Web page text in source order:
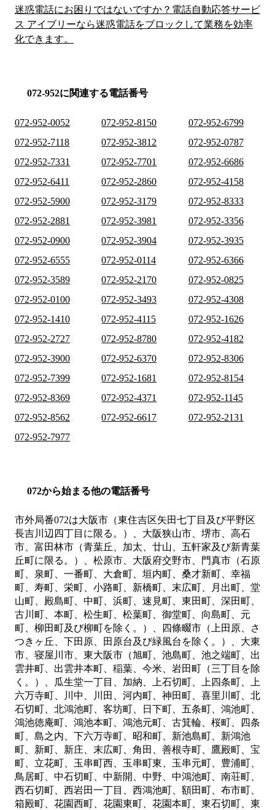
迷惑電話にお困りではないですか？電話自動応答サービ
ス アイブリーなら迷惑電話をブロックして業務を効率
化できます。
072-952に関連する電話番号
072-952-0052 072-952-8150
072-952-6799
072-952-7118
072-952-3812
072-952-0787
072-952-7331
072-952-7701
072-952-6686
072-952-6411
072-952-2860
072-952-4158
072-952-5900
072-952-3179
072-952-8333
072-952-2881
072-952-3981
072-952-3356
072-952-0900
072-952-3904
072-952-3935
072-952-6555
072-952-0114
072-952-6366
072-952-3589
072-952-2170
072-952-0825
072-952-0100
072-952-3493
072-952-4308
072-952-1410
072-952-4115
072-952-1626
072-952-2727
072-952-8780
072-952-4182
072-952-3900
072-952-6370
072-952-8306
072-952-7399
072-952-1681
072-952-8154
072-952-8369
072-952-4371
072-952-1145
072-952-8562
072-952-6617
072-952-2131
072-952-7977
072から始まる他の電話番号
市外局番072は大阪市（東住吉区矢田七丁目及び平野区
長吉川辺四丁目に限る。）、大阪狭山市、堺市、高石
市、富田林市（青葉丘、加太、廿山、五軒家及び新青葉
丘町に限る。）、松原市、大阪府交野市、門真市（石原
町、泉町、一番町、大倉町、垣内町、桑才新町、幸福
町、寿町、栄町、小路町、新橋町、末広町、月出町、堂
山町、殿島町、中町、浜町、速見町、東田町、深田町、
古川町、本町、松生町、松葉町、御堂町、向島町、元
町、柳田町及び柳町を除く。）、四條畷市（上田原、さ
つきヶ丘、下田原、田原台及び緑風台を除く。）、大東
市、寝屋川市、東大阪市（旭町、池島町、池之端町、出
雲井町、出雲井本町、稲葉、今米、岩田町（三丁目を除
く。）、瓜生堂一丁目、加納、上石切町、上四条町、上
六万寺町、川中、川田、河内町、神田町、喜里川町、北
石切町、北鴻池町、客坊町、日下町、五条町、鴻池町、
鴻池徳庵町、鴻池本町、鴻池元町、古箕輪、桜町、四条
町、島之内、下六万寺町、昭和町、新池島町、新鴻池
町、新町、新庄、末広町、角田、善根寺町、鷹殿町、宝
町、立花町、玉串町西、玉串町東、玉串元町、豊浦町、
鳥居町、中石切町、中新開、中野、中鴻池町、南荘町、
西石切町、西岩田一丁目、西鴻池町、額田町、布市町、
箱殿町、花園西町、花園東町、花園本町、東石切町、東